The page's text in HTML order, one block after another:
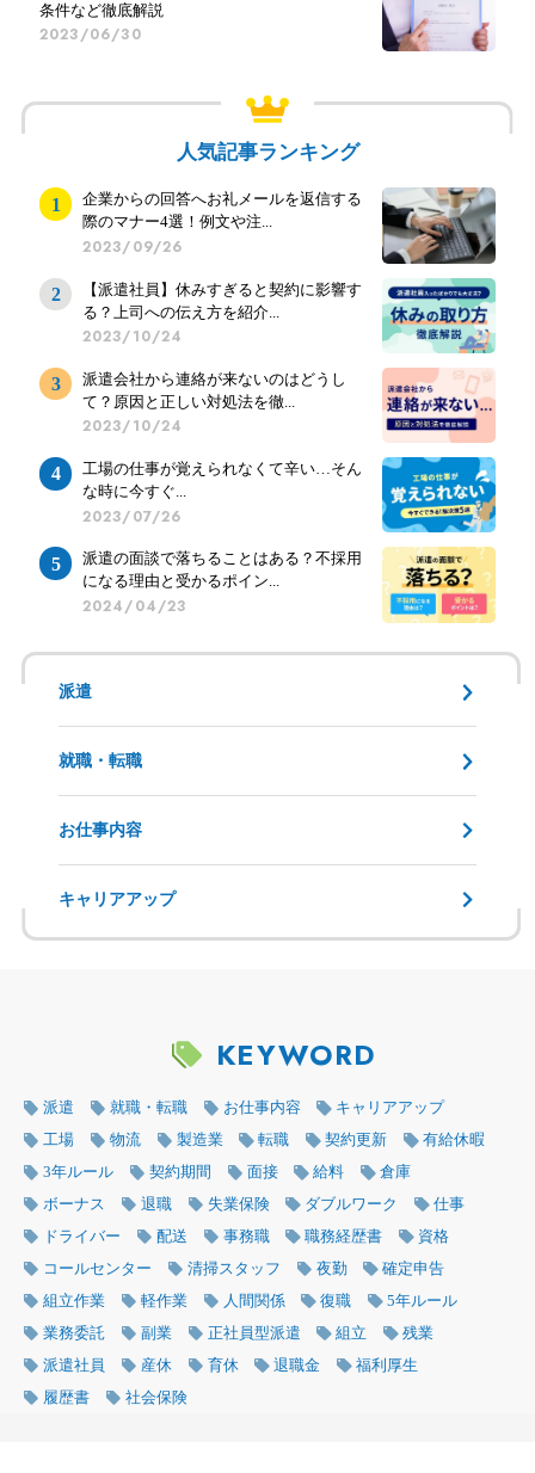
条件など徹底解説
2023/06/30
人気記事ランキング
企業からの回答へお礼メールを返信する
際のマナー4選！例文や注...
2023/09/26
【派遣社員】休みすぎると契約に影響す
る？上司への伝え方を紹介...
2023/10/24
派遣会社から連絡が来ないのはどうし
て？原因と正しい対処法を徹...
2023/10/24
工場の仕事が覚えられなくて辛い…そん
な時に今すぐ...
2023/07/26
派遣の面談で落ちることはある？不採用
になる理由と受かるポイン...
2024/04/23
派遣
就職・転職
お仕事内容
キャリアアップ
KEYWORD
派遣 就職・転職 お仕事内容
キャリアアップ
工場
物流 製造業 転職 契約更新
有給休暇
3年ルール
契約期間 面接 給料
倉庫
ボーナス
退職 失業保険 ダブルワーク
仕事
ドライバー
配送 事務職 職務経歴書
資格
コールセンター
清掃スタッフ 夜勤
確定申告
組立作業
軽作業 人間関係 復職
5年ルール
業務委託
副業 正社員型派遣 組立
残業
派遣社員
産休 育休 退職金
福利厚生
履歴書
社会保険